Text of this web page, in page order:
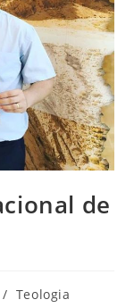
de
/ Teologia